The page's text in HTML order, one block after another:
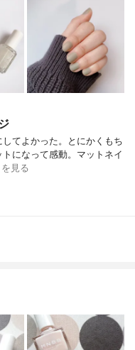
てよかった。とにかくもち
になって感動。マットネイ
見る